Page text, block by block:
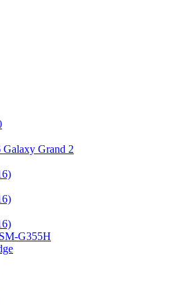
Grand 2
G355H